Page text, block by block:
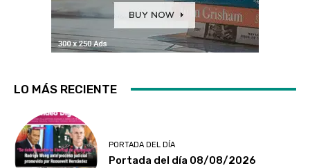
LO MÁS RECIENTE
PORTADA DEL DÍA
Portada del día 08/08/2026